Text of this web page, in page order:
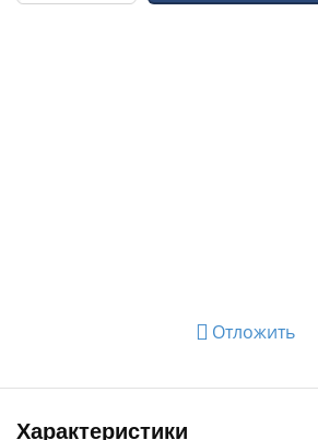
Отложить
Характеристики